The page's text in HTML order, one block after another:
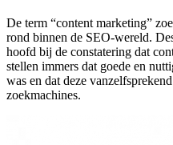
De term “content marketing”
rond binnen de SEO-wereld.
hoofd bij de constatering dat
stellen immers dat goede en
was en dat deze
zoekmachines.